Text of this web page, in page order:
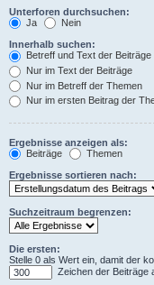
Unterforen durchsuchen:
Ja
Nein
Innerhalb suchen:
Betreff und Text der Beiträge
Nur im Text der Beiträge
Nur im Betreff der Themen
Nur im ersten Beitrag der
Ergebnisse anzeigen als:
Beiträge
Themen
Ergebnisse sortieren nach:
Suchzeitraum begrenzen:
Die ersten:
Stelle 0 als Wert ein, damit der
Zeichen der Beiträge